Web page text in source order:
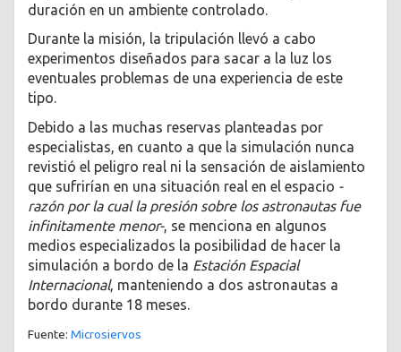
duración en un ambiente controlado.
Durante la misión, la tripulación llevó a cabo
experimentos diseñados para sacar a la luz los
eventuales problemas de una experiencia de este
tipo.
Debido a las muchas reservas planteadas por
especialistas, en cuanto a que la simulación nunca
revistió el peligro real ni la sensación de aislamiento
que sufrirían en una situación real en el espacio -
razón por la cual la presión sobre los astronautas fue
infinitamente menor-, se menciona en algunos
medios especializados la posibilidad de hacer la
simulación a bordo de la Estación Espacial
Internacional, manteniendo a dos astronautas a
bordo durante 18 meses.
Fuente: Microsiervos